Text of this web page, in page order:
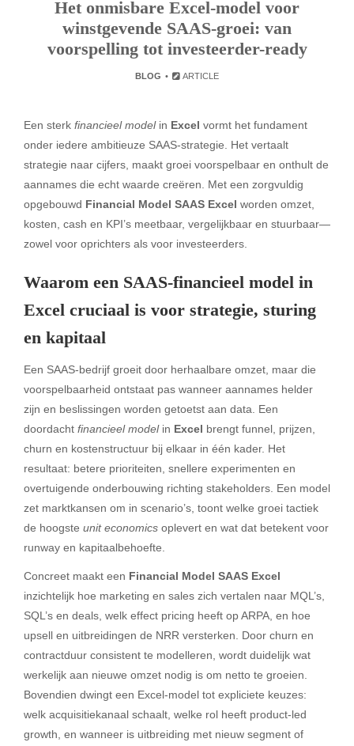
Het onmisbare Excel-model voor
winstgevende SAAS-groei: van
voorspelling tot investeerder-ready
BLOG ARTICLE
Een sterk financieel modelin Excel vormt het fundament
onder iedere ambitieuze SAAS-strategie. Het vertaalt
strategie naar cijfers, maakt groei voorspelbaar en onthult de
aannames die echt waarde creëren. Met een zorgvuldig
opgebouwd Financial Model SAAS Excel worden omzet,
kosten, cash en KPI’s meetbaar, vergelijkbaar en stuurbaar—
zowel voor oprichters als voor investeerders.
Waarom een SAAS-financieel model in
Excel cruciaal is voor strategie, sturing
en kapitaal
Een SAAS-bedrijf groeit door herhaalbare omzet, maar die
voorspelbaarheid ontstaat pas wanneer aannames helder
zijn en beslissingen worden getoetst aan data. Een
doordacht financieel modelin Excel brengt funnel, prijzen,
churn en kostenstructuur bij elkaar in één kader. Het
resultaat: betere prioriteiten, snellere experimenten en
overtuigende onderbouwing richting stakeholders. Een model
zet marktkansen om in scenario’s, toont welke groei tactiek
de hoogste unit economics oplevert en wat dat betekent voor
runway en kapitaalbehoefte.
Concreet maakt een Financial Model SAAS Excel
inzichtelijk hoe marketing en sales zich vertalen naar MQL’s,
SQL’s en deals, welk effect pricing heeft op ARPA, en hoe
upsell en uitbreidingen de NRR versterken. Door churn en
contractduur consistent te modelleren, wordt duidelijk wat
werkelijk aan nieuwe omzet nodig is om netto te groeien.
Bovendien dwingt een Excel-model tot expliciete keuzes:
welk acquisitiekanaal schaalt, welke rol heeft product-led
growth, en wanneer is uitbreiding met nieuw segment of